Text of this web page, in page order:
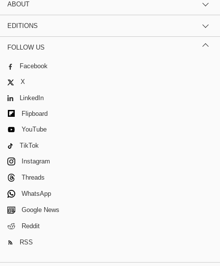
ABOUT
EDITIONS
FOLLOW US
Facebook
X
LinkedIn
Flipboard
YouTube
TikTok
Instagram
Threads
WhatsApp
Google News
Reddit
RSS